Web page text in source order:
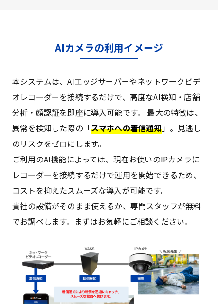
AIカメラの利用イメージ
本システムは、AIエッジサーバーやネットワークビデ
オレコーダーを接続するだけで、高度なAI検知・店舗
分析・顔認証を即座に導入可能です。 最大の特徴は、
異常を検知した際の「スマホへの着信通知」。見逃し
のリスクをゼロにします。
ご利用のAI機能によっては、現在お使いのIPカメラに
レコーダーを接続するだけで運用を開始できるため、
コストを抑えたスムーズな導入が可能です。
貴社の設備がそのまま使えるか、専門スタッフが無料
でお調べします。まずはお気軽にご相談ください。